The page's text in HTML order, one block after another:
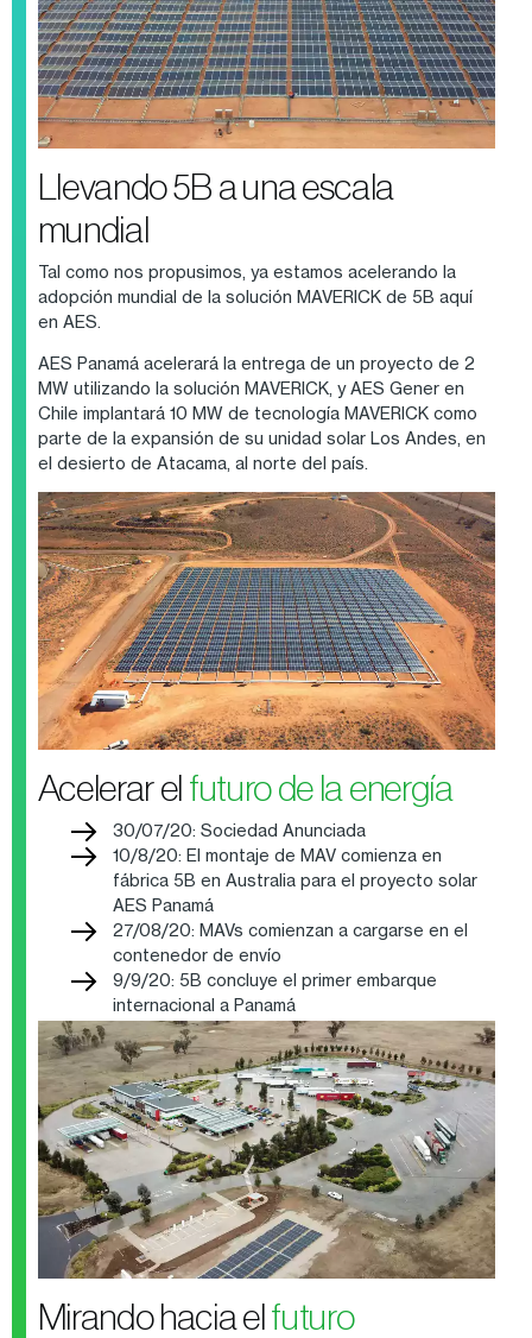
Llevando 5B a una escala
mundial
Tal como nos propusimos, ya estamos acelerando la
adopción mundial de la solución MAVERICK de 5B aquí
en AES.
AES Panamá acelerará la entrega de un proyecto de 2
MW utilizando la solución MAVERICK, y AES Gener en
Chile implantará 10 MW de tecnología MAVERICK como
parte de la expansión de su unidad solar Los Andes, en
el desierto de Atacama, al norte del país.
Acelerar el futuro de la energía
30/07/20: Sociedad Anunciada
10/8/20: El montaje de MAV comienza en
fábrica 5B en Australia para el proyecto solar
AES Panamá
27/08/20: MAVs comienzan a cargarse en el
contenedor de envío
9/9/20: 5B concluye el primer embarque
internacional a Panamá
Mirando hacia elfuturo